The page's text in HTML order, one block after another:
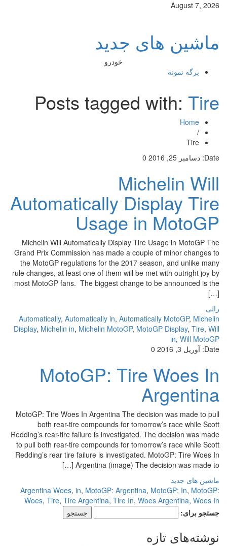
August 7, 2026
ماشین های جدید
خودرو
برگه نمونه
Posts tagged with:Tire
Home
/
Tire
Date: دسامبر 25, 2016 0
Michelin Will
Automatically Display Tire
Usage in MotoGP
Michelin Will Automatically Display Tire Usage in MotoGP The
Grand Prix Commission has made a couple of minor changes to
the MotoGP regulations for the 2017 season, and unlike many
rule changes, at least one of them will be met with outright joy by
most MotoGP fans. The biggest change to be announced is the
[…]
رالی
Automatically,Automatically in,Automatically MotoGP,Michelin
Display,Michelin in,Michelin MotoGP,MotoGP Display,Tire,Will
in,Will MotoGP
Date: آوریل 3, 2016 0
MotoGP: Tire Woes In
Argentina
MotoGP: Tire Woes In Argentina The decision was made to pull
both rear-tire compounds for tomorrow’s race while Scott
Redding’s rear-tire failure is investigated. The decision was made
to pull both rear-tire compounds for tomorrow’s race while Scott
Redding’s rear tire failure is investigated. MotoGP: Tire Woes In
Argentina (image) The decision was made to […]
ماشین های جدید
Argentina Woes, in,MotoGP: Argentina,MotoGP: In,MotoGP:
Woes,Tire,Tire Argentina,Tire In,Woes Argentina,Woes In
جستجو برای:
نوشته‌های تازه